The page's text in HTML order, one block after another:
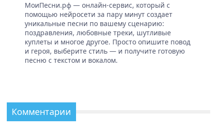
МоиПесни.рф — онлайн-сервис, который с
помощью нейросети за пару минут создает
уникальные песни по вашему сценарию:
поздравления, любовные треки, шутливые
куплеты и многое другое. Просто опишите повод
и героя, выберите стиль — и получите готовую
песню с текстом и вокалом.
Комментарии